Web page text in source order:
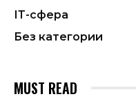
ІТ-сфера
Без категории
MUST READ